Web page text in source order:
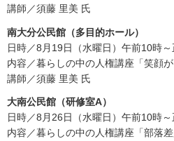
講師／須藤 里美 氏
南大分公民館（多目的ホール）
日時／8月19日（水曜日）午前10時～
内容／暮らしの中の人権講座「笑顔が
講師／須藤 里美 氏
大南公民館（研修室A）
日時／8月26日（水曜日）午前10時～
内容／暮らしの中の人権講座「部落